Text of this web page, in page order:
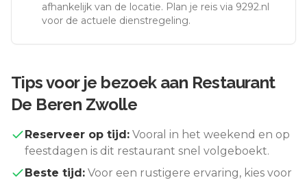
afhankelijk van de locatie. Plan je reis via 9292.nl
voor de actuele dienstregeling.
Tips voor je bezoek aan Restaurant
De Beren Zwolle
Reserveer op tijd: Vooral in het weekend en op
feestdagen is dit restaurant snel volgeboekt.
Beste tijd: Voor een rustigere ervaring, kies voor